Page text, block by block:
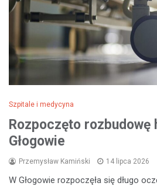
Szpitale i medycyna
Rozpoczęto rozbudowę
Głogowie
Przemysław Kamiński 14 lipca 2026
W Głogowie rozpoczęła się długo